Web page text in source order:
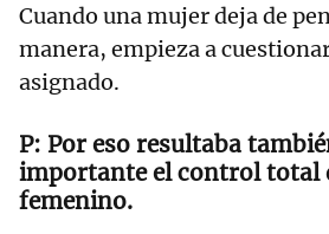
Cuando una mujer deja de
manera, empieza a
asignado.
Por eso resultaba
importante el control total
femenino.